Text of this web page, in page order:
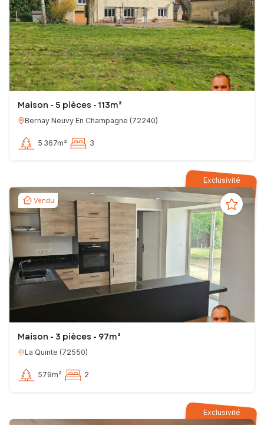
Maison - 5 pièces - 113m²
Bernay Neuvy En Champagne (72240)
5 367m² 3
Exclusivité
Vendu
Maison - 3 pièces - 97m²
La Quinte (72550)
579m² 2
Exclusivité